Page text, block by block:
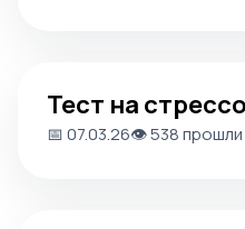
Тест на
📅 07.03.26👁️ 538 прошли